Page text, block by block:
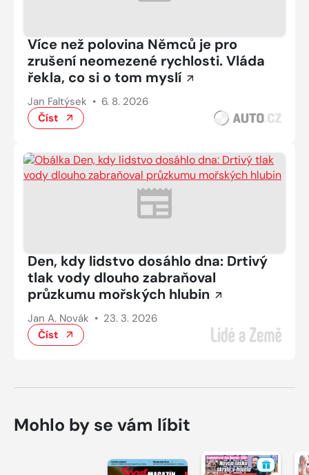
Více než polovina Němců je pro
zrušení neomezené rychlosti. Vláda
řekla, co si o tom myslí
Jan Faltýsek • 6. 8. 2026
Číst
Den, kdy lidstvo dosáhlo dna: Drtivý
tlak vody dlouho zabraňoval
průzkumu mořských hlubin
Jan A. Novák • 23. 3. 2026
Číst
Mohlo by se vám líbit